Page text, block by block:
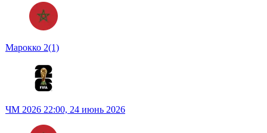
Марокко 2(1)
ЧМ 2026 22:00, 24 июнь 2026